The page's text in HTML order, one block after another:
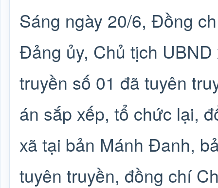
Sáng ngày 20/6, Đồng
Đảng ủy, Chủ tịch
truyền số 01 đã tuyên
án sắp xếp, tổ chức lại,
xã tại bản Mánh Đanh,
tuyên truyền, đồng chí